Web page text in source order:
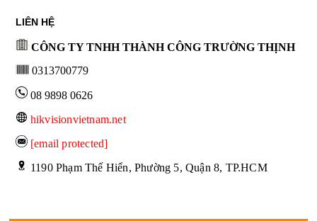
LIÊN HỆ
CÔNG TY TNHH THÀNH CÔNG TRƯỜNG THỊNH
0313700779
08 9898 0626
hikvisionvietnam.net
[email protected]
1190 Phạm Thế Hiển, Phường 5, Quận 8, TP.HCM